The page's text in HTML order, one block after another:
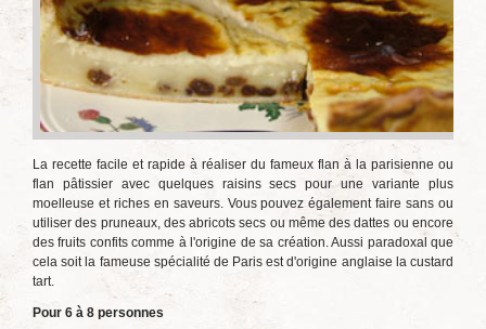
La recette facile et rapide à réaliser du fameux flan à la parisienne ou
flan pâtissier avec quelques raisins secs pour une variante plus
moelleuse et riches en saveurs. Vous pouvez également faire sans ou
utiliser des pruneaux, des abricots secs ou même des dattes ou encore
des fruits confits comme à l'origine de sa création. Aussi paradoxal que
cela soit la fameuse spécialité de Paris est d'origine anglaise la custard
tart.
Pour 6 à 8 personnes